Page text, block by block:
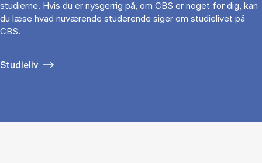
studierne. Hvis du er nysgerrig på, om CBS er noget for dig, kan
du læse hvad nuværende studerende siger om studielivet på
CBS.
Studieliv